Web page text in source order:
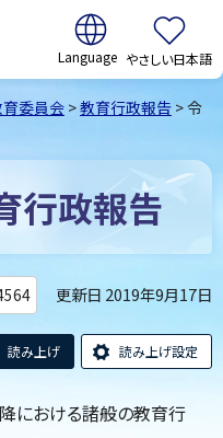
翻訳:
やさしい日本語
委員会 >教育行政報告 > 令
行政報告
更新日 2019年9月17日
読み上げ 読み上げ設定
における諸般の教育行